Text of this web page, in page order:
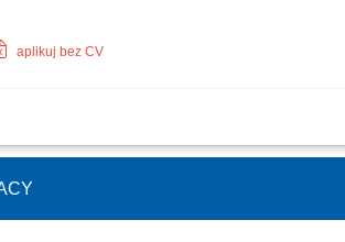
aplikuj bez CV
drzwi, okładziny ścienne itp.) osadzanie okien w